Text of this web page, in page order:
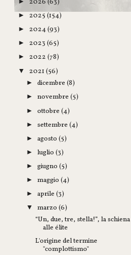
► 2025 (154)
► 2024(93)
► 2023 (65)
► 2022 (78)
▼ 2021 (56)
►dicembre(8)
►novembre(5)
►ottobre(4)
► settembre(4)
►agosto(5)
►luglio(3)
►giugno(5)
►maggio(4)
►aprile(3)
▼marzo(6)
“Un, due, tre, stella!”, la schiena
alle élite
L'origine del termine
"complottismo"